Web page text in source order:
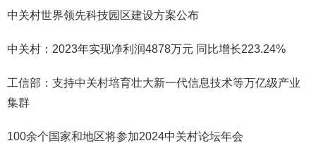
中关村世界领先科技园区建设方案公布
中关村：2023年实现净利润4878万元 同比增长223.24%
工信部：支持中关村培育壮大新一代信息技术等万亿级产业
集群
100余个国家和地区将参加2024中关村论坛年会